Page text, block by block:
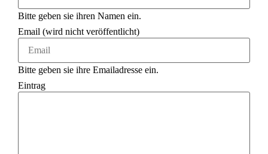
Bitte geben sie ihren Namen ein.
Email (wird nicht veröffentlicht)
Bitte geben sie ihre Emailadresse ein.
Eintrag